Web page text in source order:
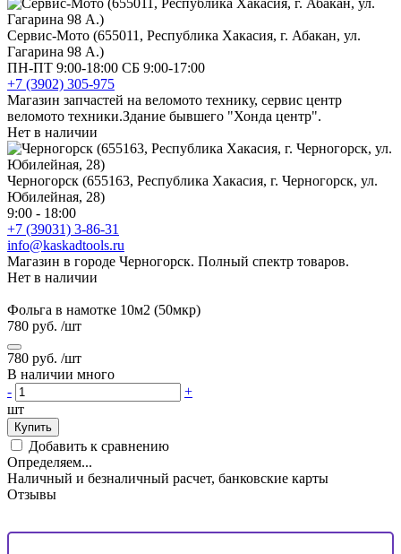
Сервис-Мото (655011, Республика Хакасия, г. Абакан, ул.
Гагарина 98 А.)
ПН-ПТ 9:00-18:00 СБ 9:00-17:00
+7 (3902) 305-975
Магазин запчастей на веломото технику, сервис центр
веломото техники.Здание бывшего "Хонда центр".
Нет в наличии
Черногорск (655163, Республика Хакасия, г. Черногорск, ул.
Юбилейная, 28)
9:00 - 18:00
+7 (39031) 3-86-31
info@kaskadtools.ru
Магазин в городе Черногорск. Полный спектр товаров.
Нет в наличии
Фольга в намотке 10м2 (50мкр)
780 руб. /шт
780 руб. /шт
В наличии много
-
+
шт
Купить
Добавить к сравнению
Определяем...
Наличный и безналичный расчет, банковские карты
Отзывы